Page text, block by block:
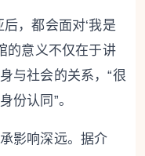
，都会面对‘我是
的意义不仅在于讲
与社会的关系，“很
份认同”。
影响深远。据介